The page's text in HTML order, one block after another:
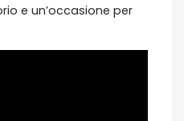
e un’occasione per